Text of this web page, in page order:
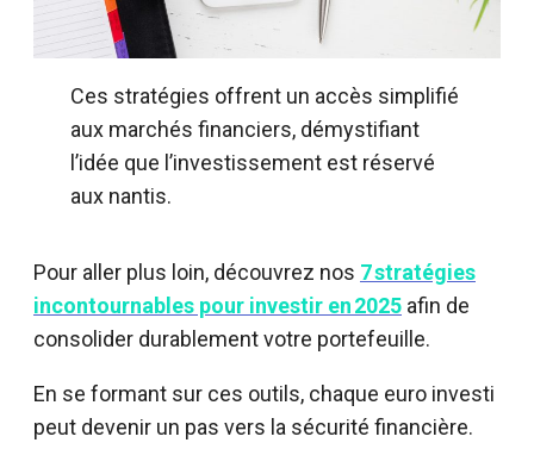
Ces stratégies offrent un accès simplifié
aux marchés financiers, démystifiant
l’idée que l’investissement est réservé
aux nantis.
Pour aller plus loin, découvrez nos 7 stratégies
incontournables pour investir en 2025 afin de
consolider durablement votre portefeuille.
En se formant sur ces outils, chaque euro investi
peut devenir un pas vers la sécurité financière.